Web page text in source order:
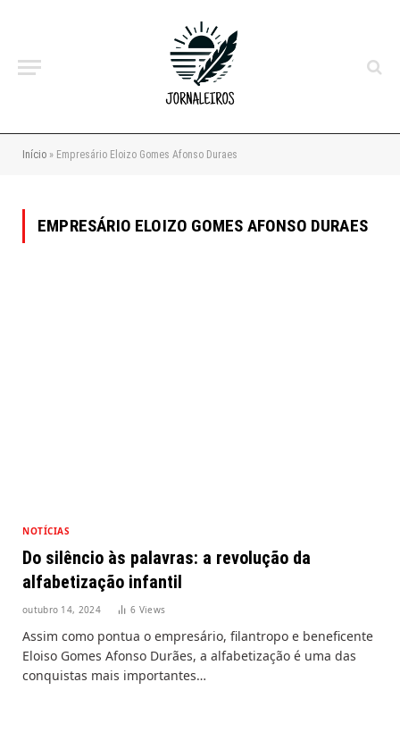
Início » Empresário Eloizo Gomes Afonso Duraes
EMPRESÁRIO ELOIZO GOMES AFONSO DURAES
NOTÍCIAS
Do silêncio às palavras: a revolução da
alfabetização infantil
outubro 14, 2024 6 Views
Assim como pontua o empresário, filantropo e beneficente
Eloiso Gomes Afonso Durães, a alfabetização é uma das
conquistas mais importantes…